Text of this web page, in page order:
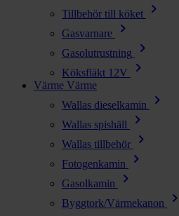
Tillbehör till köket
chevron_right
Gasvarnare chevron_right
Gasolutrustning chevron_right
Köksfläkt 12V chevron_right
Värme Värme
Wallas dieselkamin
chevron_right
Wallas spishäll chevron_right
Wallas tillbehör chevron_right
Fotogenkamin chevron_right
Gasolkamin chevron_right
Byggtork/Värmekanon chevron_right